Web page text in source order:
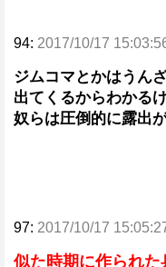
94: 2017/10/17
ジムコマとかはうん
出てくるからわかる
奴らは圧倒的に露出
97: 2017/10/17
似た時期に作られた